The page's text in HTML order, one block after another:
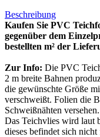
Beschreibung
Kaufen Sie PVC
gegenüber dem
bestellten m² der
Zur Info: Die PVC
2 m breite Bahnen
die gewünschte Größe
verschweißt. Folien die
Schweißnähten versehen.
Das Teichvlies wird laut
dieses befindet sich